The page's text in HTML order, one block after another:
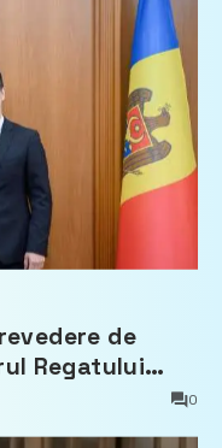
de
Regatului
0